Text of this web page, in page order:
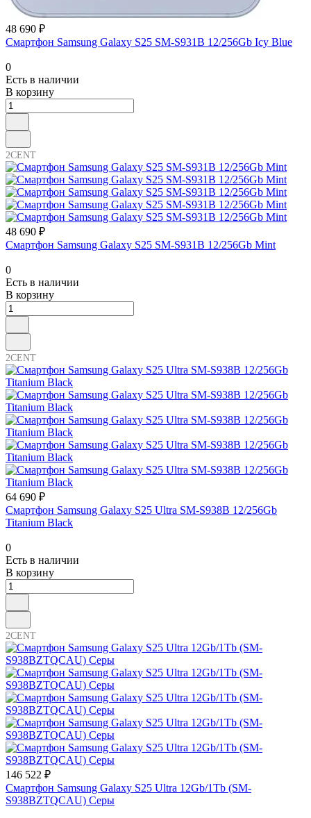
48 690 ₽
Смартфон Samsung Galaxy S25 SM-S931B 12/256Gb Icy Blue
0
Есть в наличии
В корзину
2CENT
48 690 ₽
Смартфон Samsung Galaxy S25 SM-S931B 12/256Gb Mint
0
Есть в наличии
В корзину
2CENT
64 690 ₽
Смартфон Samsung Galaxy S25 Ultra SM-S938B 12/256Gb
Titanium Black
0
Есть в наличии
В корзину
2CENT
146 522 ₽
Смартфон Samsung Galaxy S25 Ultra 12Gb/1Tb (SM-
S938BZTQCAU) Серы